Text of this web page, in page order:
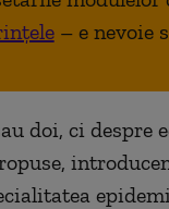
– e nevoie
doi, ci despre